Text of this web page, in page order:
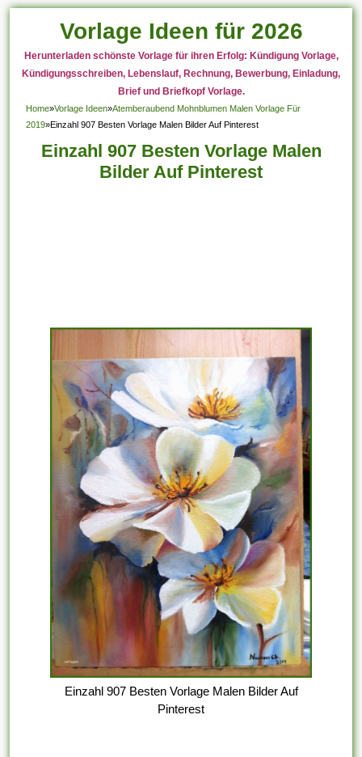
Vorlage Ideen für 2026
Herunterladen schönste Vorlage für ihren Erfolg: Kündigung Vorlage,
Kündigungsschreiben, Lebenslauf, Rechnung, Bewerbung, Einladung,
Brief und Briefkopf Vorlage.
Home»Vorlage Ideen»Atemberaubend Mohnblumen Malen Vorlage Für
2019»Einzahl 907 Besten Vorlage Malen Bilder Auf Pinterest
Einzahl 907 Besten Vorlage Malen
Bilder Auf Pinterest
Einzahl 907 Besten Vorlage Malen Bilder Auf
Pinterest